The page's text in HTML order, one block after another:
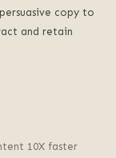
copy to
and retain
10X faster